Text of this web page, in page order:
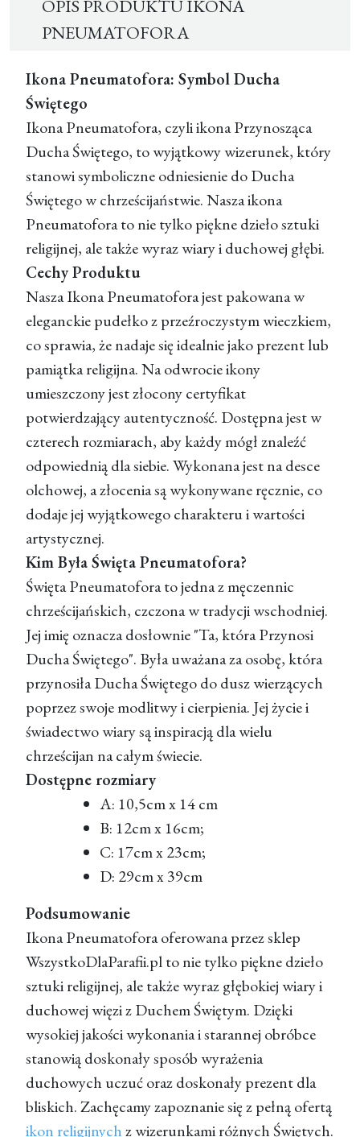
OPIS PRODUKTU IKONA
PNEUMATOFORA
Ikona Pneumatofora: Symbol Ducha
Świętego
Ikona Pneumatofora, czyli ikona Przynosząca
Ducha Świętego, to wyjątkowy wizerunek, który
stanowi symboliczne odniesienie do Ducha
Świętego w chrześcijaństwie. Nasza ikona
Pneumatofora to nie tylko piękne dzieło sztuki
religijnej, ale także wyraz wiary i duchowej głębi.
Cechy Produktu
Nasza Ikona Pneumatofora jest pakowana w
eleganckie pudełko z przeźroczystym wieczkiem,
co sprawia, że nadaje się idealnie jako prezent lub
pamiątka religijna. Na odwrocie ikony
umieszczony jest złocony certyfikat
potwierdzający autentyczność. Dostępna jest w
czterech rozmiarach, aby każdy mógł znaleźć
odpowiednią dla siebie. Wykonana jest na desce
olchowej, a złocenia są wykonywane ręcznie, co
dodaje jej wyjątkowego charakteru i wartości
artystycznej.
Kim Była Święta Pneumatofora?
Święta Pneumatofora to jedna z męczennic
chrześcijańskich, czczona w tradycji wschodniej.
Jej imię oznacza dosłownie "Ta, która Przynosi
Ducha Świętego". Była uważana za osobę, która
przynosiła Ducha Świętego do dusz wierzących
poprzez swoje modlitwy i cierpienia. Jej życie i
świadectwo wiary są inspiracją dla wielu
chrześcijan na całym świecie.
Dostępne rozmiary
A: 10,5cm x 14 cm
B: 12cm x 16cm;
C: 17cm x 23cm;
D: 29cm x 39cm
Podsumowanie
Ikona Pneumatofora oferowana przez sklep
WszystkoDlaParafii.pl to nie tylko piękne dzieło
sztuki religijnej, ale także wyraz głębokiej wiary i
duchowej więzi z Duchem Świętym. Dzięki
wysokiej jakości wykonania i starannej obróbce
stanowią doskonały sposób wyrażenia
duchowych uczuć oraz doskonały prezent dla
bliskich. Zachęcamy zapoznanie się z pełną ofertą
ikon religijnychz wizerunkami różnych Świętych.